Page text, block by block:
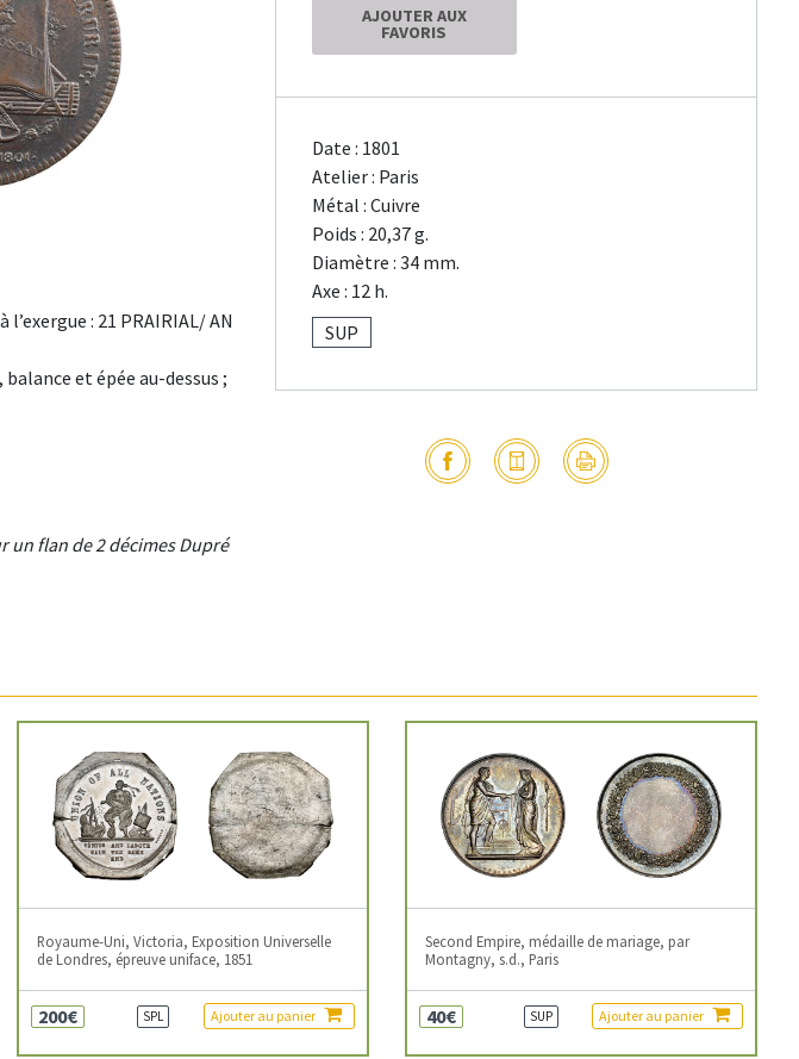
: 21 PRAIRIAL/ AN
balance et épée au-dessus ;
un flan de 2 décimes Dupré
AJOUTER AUX
FAVORIS
Date : 1801
Atelier : Paris
Métal : Cuivre
Poids : 20,37 g.
Diamètre : 34 mm.
Axe : 12 h.
SUP
Royaume-Uni, Victoria, Exposition Universelle
de Londres, épreuve uniface, 1851
200€ SPL Ajouter au panier
Second Empire, médaille de mariage, par
Montagny, s.d., Paris
40€ SUP Ajouter au panier